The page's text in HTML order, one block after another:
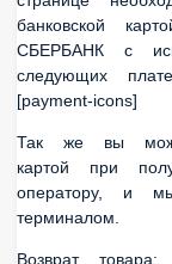
Так же вы можете
при получении
вам направим
Возврат товара:
качества
Возврат
банковский счет
зависит от